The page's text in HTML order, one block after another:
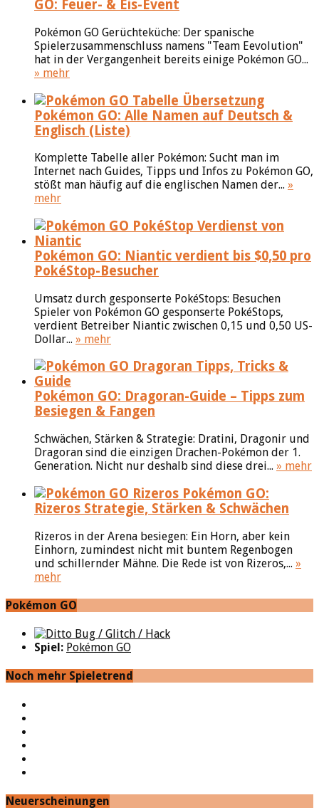
GO: Feuer- & Eis-Event
Pokémon GO Gerüchteküche: Der spanische
Spielerzusammenschluss namens "Team Eevolution"
hat in der Vergangenheit bereits einige Pokémon GO...
» mehr
Pokémon GO: Alle Namen auf Deutsch &
Englisch (Liste)
Komplette Tabelle aller Pokémon: Sucht man im
Internet nach Guides, Tipps und Infos zu Pokémon GO,
stößt man häufig auf die englischen Namen der... »
mehr
Pokémon GO: Niantic verdient bis $0,50 pro
PokéStop-Besucher
Umsatz durch gesponserte PokéStops: Besuchen
Spieler von Pokémon GO gesponserte PokéStops,
verdient Betreiber Niantic zwischen 0,15 und 0,50 US-
Dollar... » mehr
Pokémon GO: Dragoran-Guide – Tipps zum
Besiegen & Fangen
Schwächen, Stärken & Strategie: Dratini, Dragonir und
Dragoran sind die einzigen Drachen-Pokémon der 1.
Generation. Nicht nur deshalb sind diese drei... » mehr
Pokémon GO:
Rizeros Strategie, Stärken & Schwächen
Rizeros in der Arena besiegen: Ein Horn, aber kein
Einhorn, zumindest nicht mit buntem Regenbogen
und schillernder Mähne. Die Rede ist von Rizeros,... »
mehr
Pokémon GO
Spiel: Pokémon GO
Noch mehr Spieletrend
Neuerscheinungen